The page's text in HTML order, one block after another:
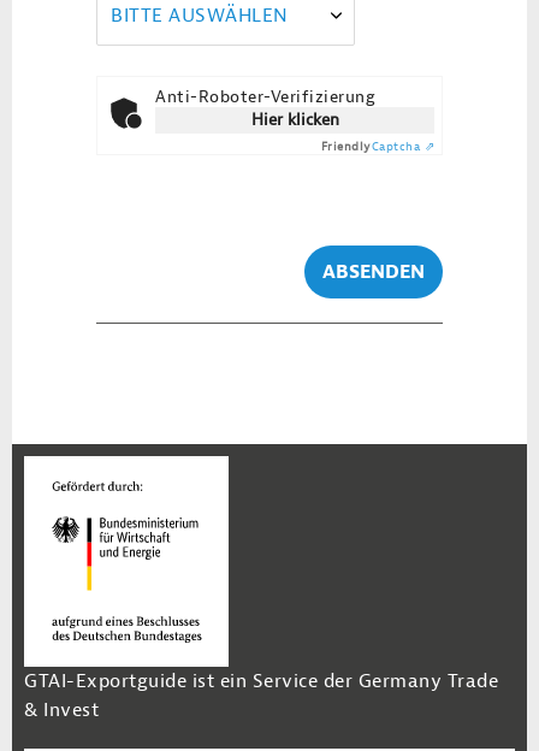
BITTE AUSWÄHLEN
Anti-Roboter-Verifizierung
Hier klicken
FriendlyCaptcha ⇗
ABSENDEN
GTAI-Exportguide ist ein Service der Germany Trade
& Invest